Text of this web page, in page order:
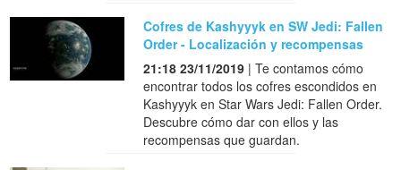
Cofres de Kashyyyk en SW Jedi: Fallen
Order - Localización y recompensas
21:18 23/11/2019 | Te contamos cómo
encontrar todos los cofres escondidos en
Kashyyyk en Star Wars Jedi: Fallen Order.
Descubre cómo dar con ellos y las
recompensas que guardan.